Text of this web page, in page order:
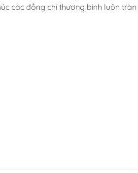
các đồng chí thương binh luôn